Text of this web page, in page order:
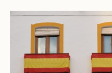
sécurité
optimale
pour
votre